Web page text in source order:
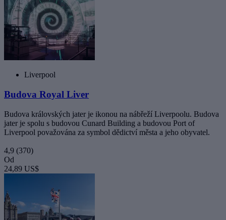
Liverpool
Budova Royal Liver
Budova královských jater je ikonou na nábřeží Liverpoolu. Budova
jater je spolu s budovou Cunard Building a budovou Port of
Liverpool považována za symbol dědictví města a jeho obyvatel.
4,9 (370)
Od
24,89 US$